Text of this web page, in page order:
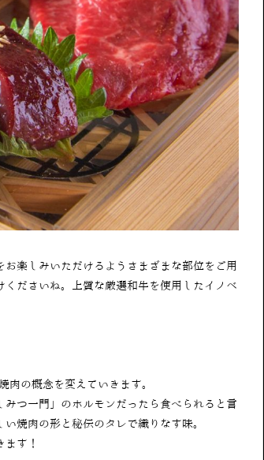
楽しみいただけるようさまざまな部位をご用
ださいね。上質な厳選和牛を使用したイノベ
の概念を変えていきます。
つ一門」のホルモンだったら食べられると言
焼肉の形と秘伝のタレで織りなす味。
す！